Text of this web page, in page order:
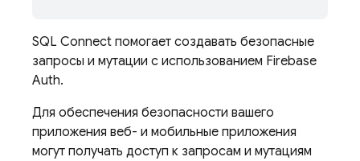
SQL Connect помогает создавать безопасные
запросы и мутации с использованием Firebase
Auth.
Для обеспечения безопасности вашего
приложения веб- и мобильные приложения
могут получать доступ к запросам и мутациям